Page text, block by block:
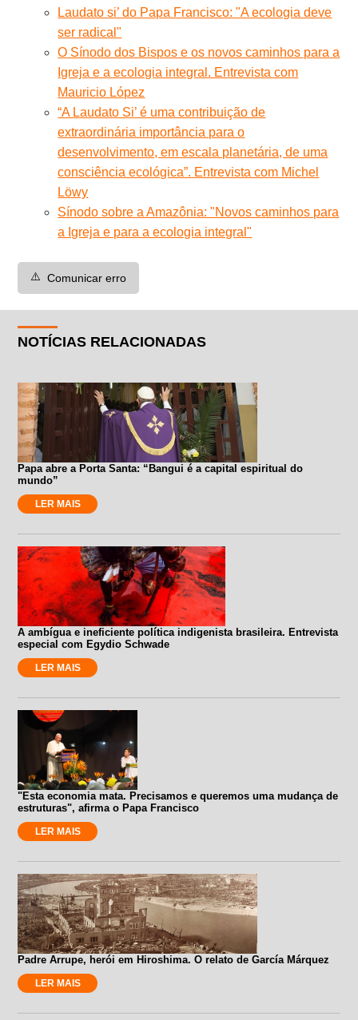
Laudato si’ do Papa Francisco: "A ecologia deve
ser radical"
O Sínodo dos Bispos e os novos caminhos para a
Igreja e a ecologia integral. Entrevista com
Mauricio López
“A Laudato Si’ é uma contribuição de
extraordinária importância para o
desenvolvimento, em escala planetária, de uma
consciência ecológica”. Entrevista com Michel
Löwy
Sínodo sobre a Amazônia: "Novos caminhos para
a Igreja e para a ecologia integral"
⚠️ Comunicar erro
NOTÍCIAS RELACIONADAS
Papa abre a Porta Santa: “Bangui é a capital espiritual do
mundo”
LER MAIS
A ambígua e ineficiente política indigenista brasileira. Entrevista
especial com Egydio Schwade
LER MAIS
"Esta economia mata. Precisamos e queremos uma mudança de
estruturas", afirma o Papa Francisco
LER MAIS
Padre Arrupe, herói em Hiroshima. O relato de García Márquez
LER MAIS